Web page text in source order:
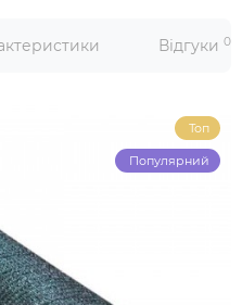
Відгуки 0
Топ
Популярний